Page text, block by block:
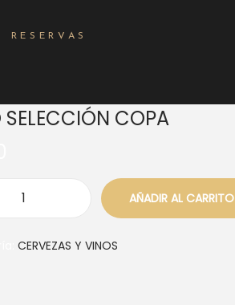
RESERVAS
COPA
AÑADIR AL CARRITO
CERVEZAS Y VINOS